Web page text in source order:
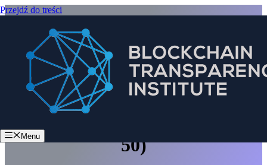
Przejdź do treści
Menu
50)